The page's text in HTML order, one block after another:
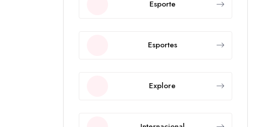
Esporte
Esportes
Explore